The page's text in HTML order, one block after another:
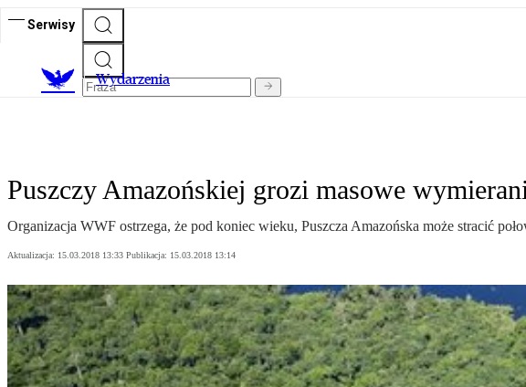
Serwisy
Wydarzenia
Puszczy Amazońskiej grozi masowe
Organizacja WWF ostrzega, że pod koniec wieku, Puszcza Amazońska może stracić
Aktualizacja: 15.03.2018 13:33 Publikacja: 15.03.2018 13:14